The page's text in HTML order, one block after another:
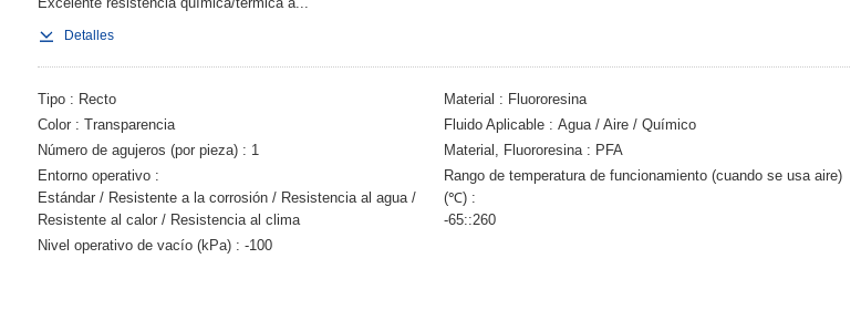
Detalles
Tipo Recto Material
Fluororesina
Color
Transparencia Fluido Aplicable
Agua / Aire / Químico
Número de agujeros (por pieza)
1 Material, Fluororesina
PFA
Entorno operativo
Estándar / Resistente a la corrosión / Resistencia al agua /
Resistente al calor / Resistencia al clima
Rango de temperatura de funcionamiento (cuando se usa aire)
(℃)
-65::260
Nivel operativo de vacío (kPa)
-100